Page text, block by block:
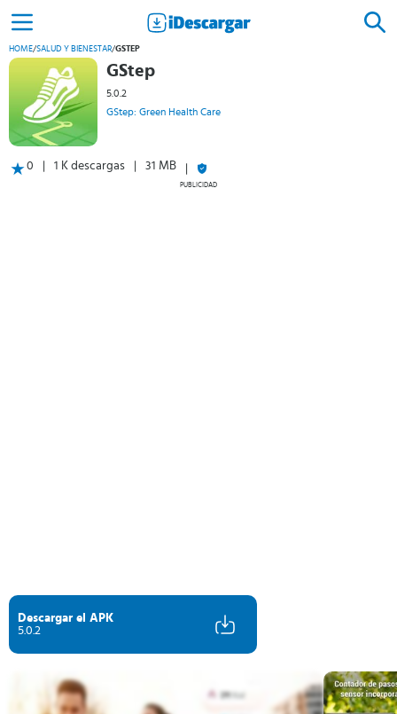
HOME/SALUD Y BIENESTAR/GSTEP
GStep
5.0.2
GStep: Green Health Care
0 1 K descargas 31 MB
PUBLICIDAD
Descargar el APK
5.0.2